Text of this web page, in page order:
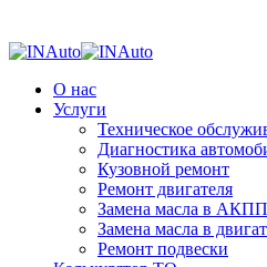
О нас
Услуги
Техническое
Диагностика
Кузовной ремонт
Ремонт двигателя
Замена масла в
Замена масла в
Ремонт подвески